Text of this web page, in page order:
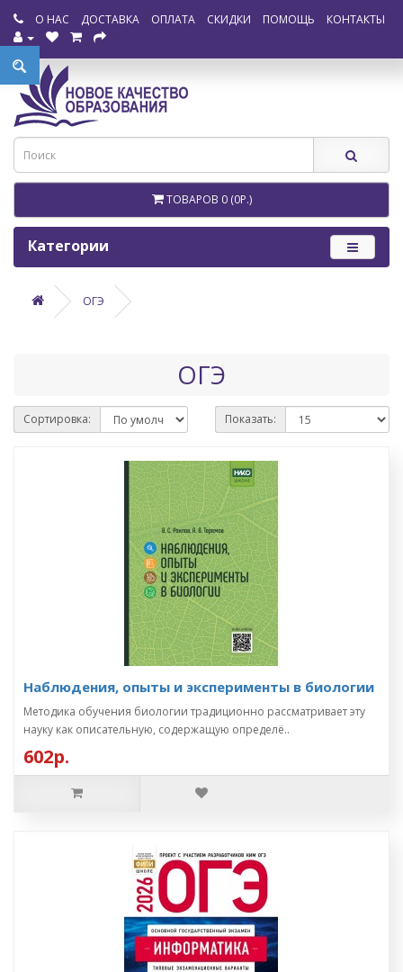
О НАС ДОСТАВКА ОПЛАТА СКИДКИ ПОМОЩЬ КОНТАКТЫ
ТОВАРОВ 0 (0Р.)
Категории
ОГЭ
ОГЭ
Сортировка: Показать:
Наблюдения, опыты и эксперименты в биологии
Методика обучения биологии традиционно рассматривает эту
науку как описательную, содержащую определё..
602р.